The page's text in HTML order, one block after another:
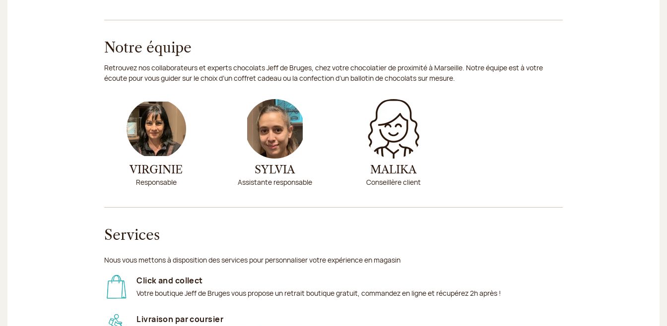
Notre équipe
Retrouvez nos collaborateurs et experts chocolats Jeff de Bruges, chez votre chocolatier de proximité à Marseille. Notre équipe est à votre
écoute pour vous guider sur le choix d’un coffret cadeau ou la confection d’un ballotin de chocolats sur mesure.
VIRGINIE
Responsable
SYLVIA
Assistante responsable
MALIKA
Conseillère client
Services
Nous vous mettons à disposition des services pour personnaliser votre expérience en magasin
Click and collect
Votre boutique Jeff de Bruges vous propose un retrait boutique gratuit, commandez en ligne et récupérez 2h après !
Livraison par coursier